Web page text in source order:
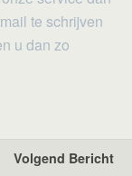
te schrijven
u dan zo
Volgend Bericht